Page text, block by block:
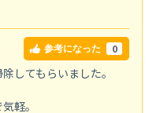
参考になった 0
してもらいました。
軽。